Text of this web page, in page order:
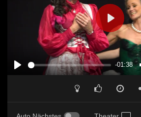
-01:38
PLAY